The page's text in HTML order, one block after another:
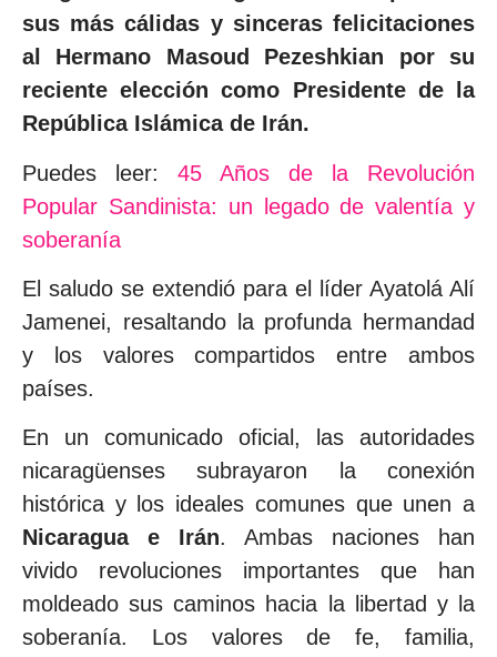
sus más cálidas y sinceras felicitaciones
al Hermano Masoud Pezeshkian por su
reciente elección como Presidente de la
República Islámica de Irán.
Puedes leer: 45 Años de la Revolución
Popular Sandinista: un legado de valentía y
soberanía
El saludo se extendió para el líder Ayatolá Alí
Jamenei, resaltando la profunda hermandad
y los valores compartidos entre ambos
países.
En un comunicado oficial, las autoridades
nicaragüenses subrayaron la conexión
histórica y los ideales comunes que unen a
Nicaragua e Irán. Ambas naciones han
vivido revoluciones importantes que han
moldeado sus caminos hacia la libertad y la
soberanía. Los valores de fe, familia,